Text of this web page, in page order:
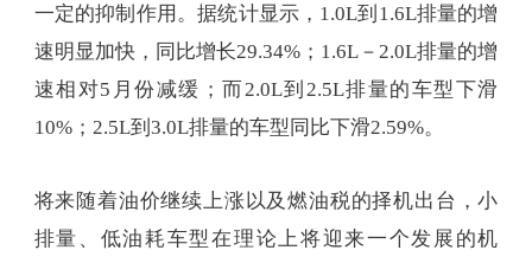
一定的抑制作用。据统计显示，1.0L到1.6L排量的增
速明显加快，同比增长29.34%；1.6L－2.0L排量的增
速相对5月份减缓；而2.0L到2.5L排量的车型下滑
10%；2.5L到3.0L排量的车型同比下滑2.59%。
将来随着油价继续上涨以及燃油税的择机出台，小
排量、低油耗车型在理论上将迎来一个发展的机